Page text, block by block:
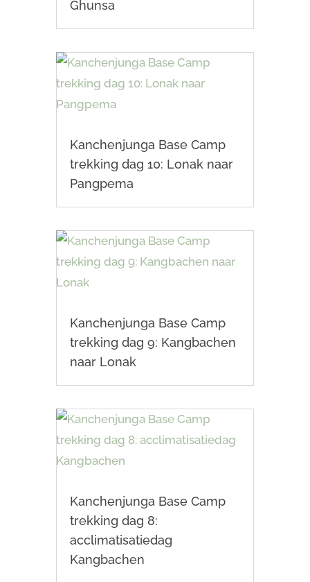
Ghunsa
Kanchenjunga Base Camp
trekking dag 10: Lonak naar
Pangpema
Kanchenjunga Base Camp
trekking dag 9: Kangbachen
naar Lonak
Kanchenjunga Base Camp
trekking dag 8:
acclimatisatiedag
Kangbachen